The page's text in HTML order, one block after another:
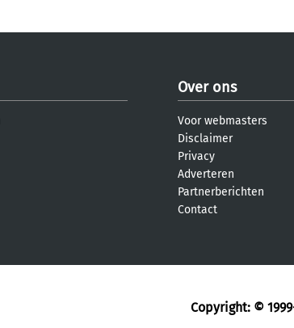
Over ons
Voor webmasters
Disclaimer
Privacy
Adverteren
Partnerberichten
Contact
Copyright: ©